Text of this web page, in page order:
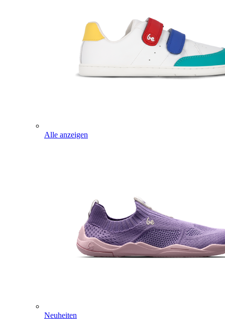
Alle anzeigen
Neuheiten